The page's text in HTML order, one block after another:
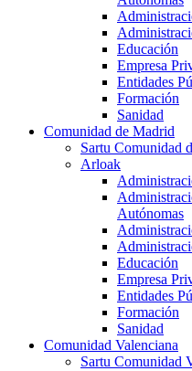
Educación
Empresa
Entidades
Formación
Sanidad
Comunidad de Madrid
Sartu Comunidad
Arloak
Autónomas
Educación
Empresa
Entidades
Formación
Sanidad
Comunidad Valenciana
Sartu Comunidad